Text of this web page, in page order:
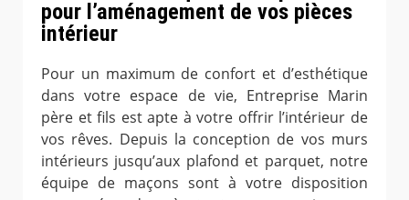
pour l’aménagement de vos pièces
intérieur
Pour un maximum de confort et d’esthétique
dans votre espace de vie, Entreprise Marin
père et fils est apte à votre offrir l’intérieur de
vos rêves. Depuis la conception de vos murs
intérieurs jusqu’aux plafond et parquet, notre
équipe de maçons sont à votre disposition